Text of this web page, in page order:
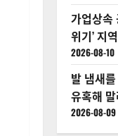
가업상속
위기’ 지
2026-08-10
발 냄새
유혹해
2026-08-09